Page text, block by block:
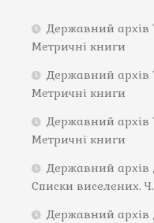
Державний архів
Метричні книги
Державний архів
Метричні книги
Державний архів
Метричні книги
Державний архів
Списки виселених.
Державний архів